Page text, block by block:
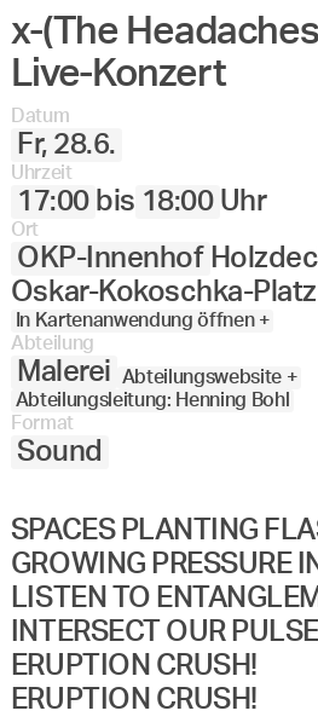
x-(The
Live-Konzert
Datum
Fr, 28.6.
Uhrzeit
17:00 bis 18:00 Uhr
Ort
OKP-Innenhof
Oskar-Kokoschka-
In Kartenanwendung öffnen +
Abteilung
Malerei
Abteilungswebsite +
Abteilungsleitung: Henning Bohl
Format
Sound
SPACES PLANTING
GROWING PRESSURE
LISTEN TO
INTERSECT OUR
ERUPTION CRUSH!
ERUPTION CRUSH!